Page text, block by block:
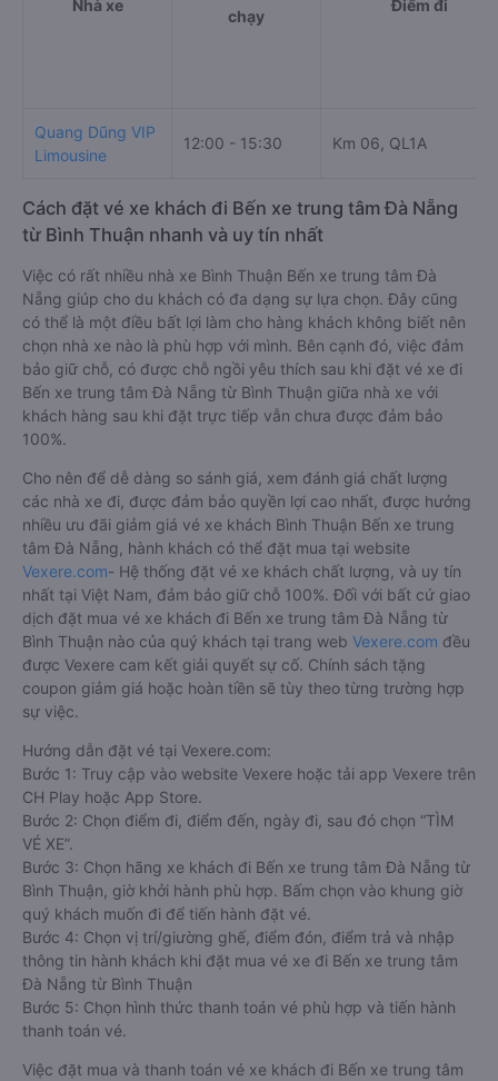
Nhà xe
chạy
Điểm đi
Quang Dũng VIP
Limousine
12:00 - 15:30 Km 06, QL1A
Cách đặt vé xe khách đi Bến xe trung tâm Đà Nẵng
từ Bình Thuận nhanh và uy tín nhất
Việc có rất nhiều nhà xe Bình Thuận Bến xe trung tâm Đà
Nẵng giúp cho du khách có đa dạng sự lựa chọn. Đây cũng
có thể là một điều bất lợi làm cho hàng khách không biết nên
chọn nhà xe nào là phù hợp với mình. Bên cạnh đó, việc đảm
bảo giữ chỗ, có được chỗ ngồi yêu thích sau khi đặt vé xe đi
Bến xe trung tâm Đà Nẵng từ Bình Thuận giữa nhà xe với
khách hàng sau khi đặt trực tiếp vẫn chưa được đảm bảo
100%.
Cho nên để dễ dàng so sánh giá, xem đánh giá chất lượng
các nhà xe đi, được đảm bảo quyền lợi cao nhất, được hưởng
nhiều ưu đãi giảm giá vé xe khách Bình Thuận Bến xe trung
tâm Đà Nẵng, hành khách có thể đặt mua tại website
Vexere.com- Hệ thống đặt vé xe khách chất lượng, và uy tín
nhất tại Việt Nam, đảm bảo giữ chỗ 100%. Đối với bất cứ giao
dịch đặt mua vé xe khách đi Bến xe trung tâm Đà Nẵng từ
Bình Thuận nào của quý khách tại trang web Vexere.com đều
được Vexere cam kết giải quyết sự cố. Chính sách tặng
coupon giảm giá hoặc hoàn tiền sẽ tùy theo từng trường hợp
sự việc.
Hướng dẫn đặt vé tại Vexere.com:
Bước 1: Truy cập vào website Vexere hoặc tải app Vexere trên
CH Play hoặc App Store.
Bước 2: Chọn điểm đi, điểm đến, ngày đi, sau đó chọn “TÌM
VÉ XE”.
Bước 3: Chọn hãng xe khách đi Bến xe trung tâm Đà Nẵng từ
Bình Thuận, giờ khởi hành phù hợp. Bấm chọn vào khung giờ
quý khách muốn đi để tiến hành đặt vé.
Bước 4: Chọn vị trí/giường ghế, điểm đón, điểm trả và nhập
thông tin hành khách khi đặt mua vé xe đi Bến xe trung tâm
Đà Nẵng từ Bình Thuận
Bước 5: Chọn hình thức thanh toán vé phù hợp và tiến hành
thanh toán vé.
Việc đặt mua và thanh toán vé xe khách đi Bến xe trung tâm